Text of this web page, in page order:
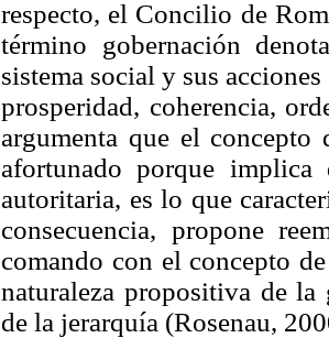
respecto, el Concilio de
término gobernación
sistema social y sus
prosperidad, coherencia,
argumenta que el
afortunado porque
autoritaria, es lo que
consecuencia, propone
comando con el concepto
naturaleza propositiva de la
de la jerarquía (Rosenau,